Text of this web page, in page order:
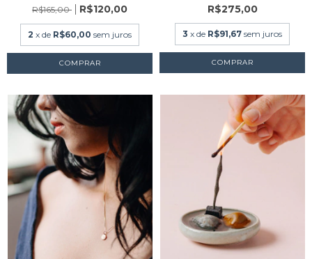
R$165,00
R$120,00
2 x de R$60,00 sem juros
R$275,00
3 x de R$91,67 sem juros